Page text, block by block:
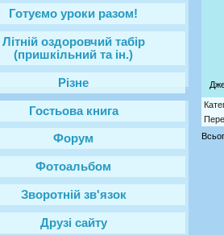
Готуємо уроки разом!
Літній оздоровчий табір
(пришкільний та ін.)
Різне
Гостьова книга
Форум
Фотоальбом
Зворотній зв'язок
Друзі сайту